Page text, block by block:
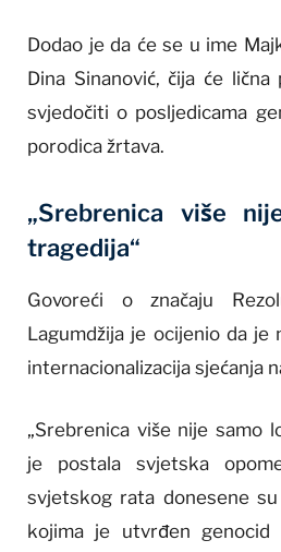
Dodao je da će se u ime
Dina Sinanović, čija će
svjedočiti o posljedicama
porodica žrtava.
„Srebrenica više
tragedija“
Govoreći o značaju
Lagumdžija je ocijenio da je
internacionalizacija sjećanja
„Srebrenica više nije samo
je postala svjetska
svjetskog rata donesene
kojima je utvrđen genocid